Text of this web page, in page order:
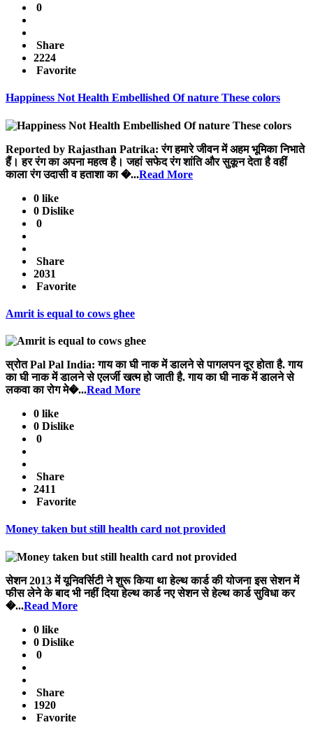
0
Share
2224
Favorite
Happiness Not Health Embellished Of nature These colors
Reported by Rajasthan Patrika: रंग हमारे जीवन में अहम भूमिका निभाते
हैं। हर रंग का अपना महत्व है। जहां सफेद रंग शांति और सुकून देता है वहीं
काला रंग उदासी व हताशा का �...Read More
0 like
0 Dislike
0
Share
2031
Favorite
Amrit is equal to cows ghee
स्रोत Pal Pal India: गाय का घी नाक में डालने से पागलपन दूर होता है. गाय
का घी नाक में डालने से एलर्जी खत्म हो जाती है. गाय का घी नाक में डालने से
लकवा का रोग मे�...Read More
0 like
0 Dislike
0
Share
2411
Favorite
Money taken but still health card not provided
सेशन 2013 में यूनिवर्सिटी ने शुरू किया था हेल्थ कार्ड की योजना इस सेशन में
फीस लेने के बाद भी नहीं दिया हेल्थ कार्ड नए सेशन से हेल्थ कार्ड सुविधा कर
�...Read More
0 like
0 Dislike
0
Share
1920
Favorite